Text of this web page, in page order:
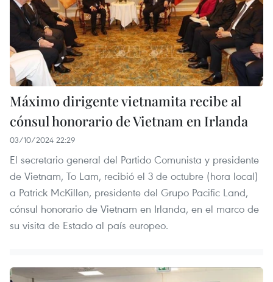
Máximo dirigente vietnamita recibe al
cónsul honorario de Vietnam en Irlanda
03/10/2024 22:29
El secretario general del Partido Comunista y presidente
de Vietnam, To Lam, recibió el 3 de octubre (hora local)
a Patrick McKillen, presidente del Grupo Pacific Land,
cónsul honorario de Vietnam en Irlanda, en el marco de
su visita de Estado al país europeo.